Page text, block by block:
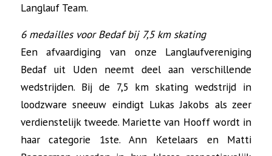
Langlauf Team.
6 medailles voor Bedaf bij 7,5 km skating
Een afvaardiging van onze Langlaufvereniging
Bedaf uit Uden neemt deel aan verschillende
wedstrijden. Bij de 7,5 km skating wedstrijd in
loodzware sneeuw eindigt Lukas Jakobs als zeer
verdienstelijk tweede. Mariette van Hooff wordt in
haar categorie 1ste. Ann Ketelaars en Matti